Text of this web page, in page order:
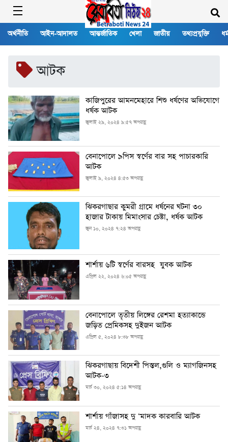
অর্থনীতি আইন-আদালত আন্তর্জাতিক খেলা জাতীয় তথ্যপ্রযুক্তি
আটক
কাজিপুরের আমনমেহারে শিশু ধর্ষণের অভিযোগে
ধর্ষক আটক
জুলাই ২৯, ২০২৪ ৯:৫৭ অপরাহ্ণ
বেনাপোলে ৯পিস স্বর্ণের বার সহ পাচারকারি
আটক
জুলাই ৯, ২০২৪ ৪:৫৩ অপরাহ্ণ
ঝিকরগাছার কুমরী গ্রামে ধর্ষনের ঘটনা ৩০
হাজার টাকায় মিমাংসার চেষ্টা, ধর্ষক আটক
জুন ১০, ২০২৪ ৭:২৪ অপরাহ্ণ
শার্শায় ৬টি স্বর্ণের বারসহ যুবক আটক
এপ্রিল ২২, ২০২৪ ৬:০৫ অপরাহ্ণ
বেনাপোলে তৃতীয় লিঙ্গের রেশমা হত্যাকান্ডে
জড়িত প্রেমিকসহ দুইজন আটক
এপ্রিল ৫, ২০২৪ ৮:৩৮ অপরাহ্ণ
ঝিকরগাছায় বিদেশী পিস্তল,গুলি ও ম্যাগজিনসহ
আটক-৩
মার্চ ৩০, ২০২৪ ৫:১৪ অপরাহ্ণ
শার্শায় গাঁজাসহ দু ‘মাদক কারবারি আটক
মার্চ ২৪, ২০২৪ ৭:৩১ অপরাহ্ণ